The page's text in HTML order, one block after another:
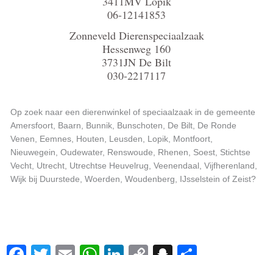
06-12141853
Zonneveld Dierenspeciaalzaak
Hessenweg 160
3731JN De Bilt
030-2217117
Op zoek naar een dierenwinkel of speciaalzaak in de gemeente
Amersfoort, Baarn, Bunnik, Bunschoten, De Bilt, De Ronde
Venen, Eemnes, Houten, Leusden, Lopik, Montfoort,
Nieuwegein, Oudewater, Renswoude, Rhenen, Soest, Stichtse
Vecht, Utrecht, Utrechtse Heuvelrug, Veenendaal, Vijfherenland,
Wijk bij Duurstede, Woerden, Woudenberg, IJsselstein of Zeist?